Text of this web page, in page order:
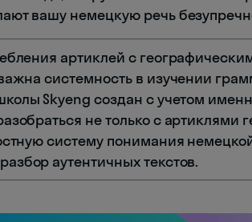
вашу немецкую речь
артиклей с
системность в изучении
Skyeng создан с учетом
не только с артиклями
систему понимания
аутентичных текстов.